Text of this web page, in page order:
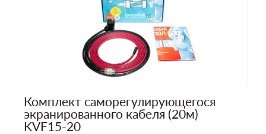
Комплект саморегулирующегося
экранированного кабеля (20м)
KVF15-20